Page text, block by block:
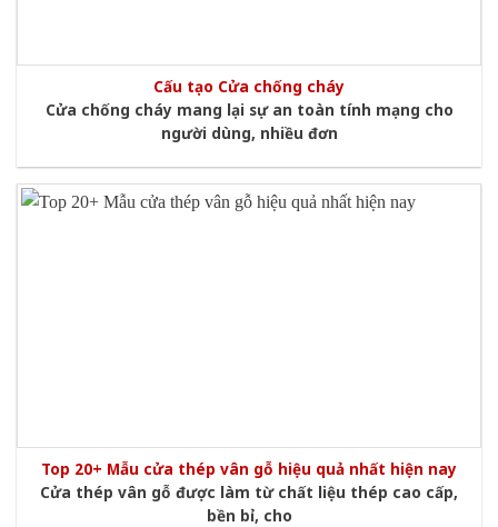
Cấu tạo Cửa chống cháy
Cửa chống cháy mang lại sự an toàn tính mạng cho
người dùng, nhiều đơn
Top 20+ Mẫu cửa thép vân gỗ hiệu quả nhất hiện nay
Cửa thép vân gỗ được làm từ chất liệu thép cao cấp,
bền bỉ, cho